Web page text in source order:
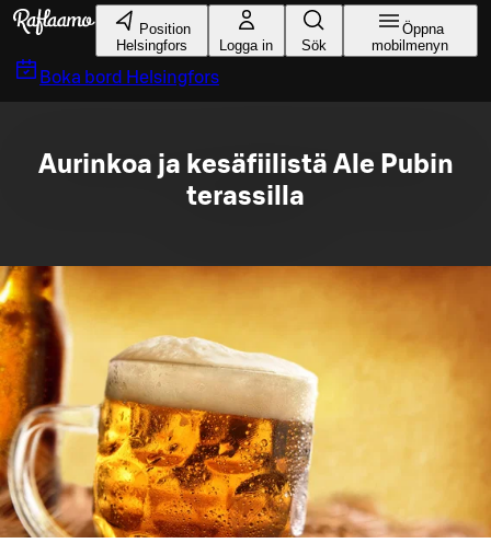
Gå till huvudinnehållet
Position
Helsingfors
Logga in Sök
Öppna
mobilmenyn
Boka bord Helsingfors
Aurinkoa ja kesäfiilistä Ale Pubin
terassilla